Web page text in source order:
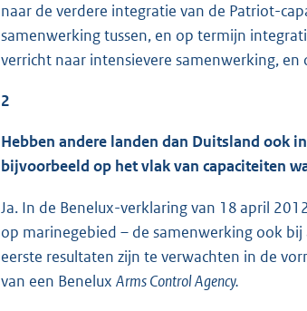
naar de verdere integratie van de Patriot-
samenwerking tussen, en op termijn
verricht naar intensievere samenwerking,
2
Hebben andere landen dan Duitsland ook
bijvoorbeeld op het vlak van capaciteiten
Ja. In de Benelux-verklaring van 18 april
op marinegebied – de samenwerking ook
eerste resultaten zijn te verwachten in de
van een Benelux Arms Control Agency.